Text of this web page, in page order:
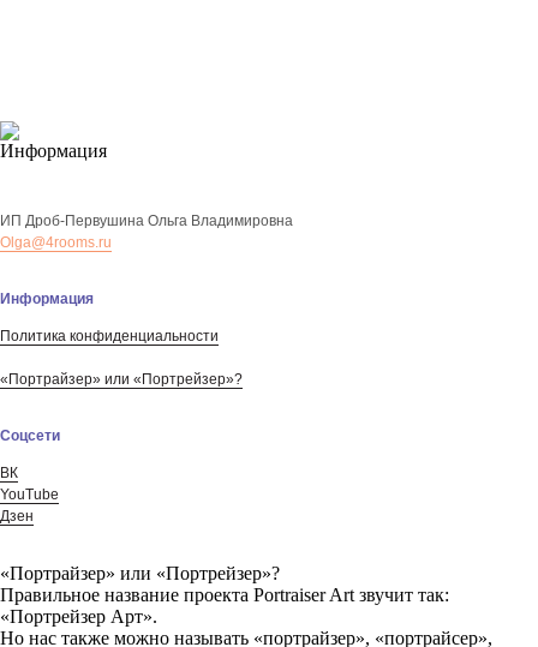
ИП Дроб-Первушина Ольга Владимировна
Olga@4rooms.ru
Информация
Политика конфиденциальности
«Портрайзер» или «Портрейзер»?
Соцсети
ВК
YouTube
Дзен
«Портрайзер» или «Портрейзер»?
Правильное название проекта Portraiser Art звучит так:
«Портрейзер Арт».
Но нас также можно называть «портрайзер», «портрайcер»,